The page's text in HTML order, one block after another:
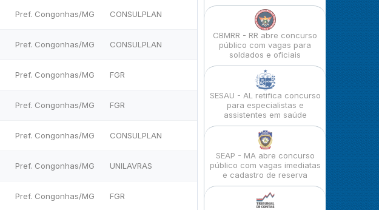
Pref. Congonhas/MG CONSULPLAN
Pref. Congonhas/MG CONSULPLAN
Pref. Congonhas/MG FGR
Pref. Congonhas/MG FGR
Pref. Congonhas/MG CONSULPLAN
Pref. Congonhas/MG UNILAVRAS
Pref. Congonhas/MG FGR
CBMRR - RR abre concurso
público com vagas para
soldados e oficiais
SESAU - AL retifica concurso
para especialistas e
assistentes em saúde
SEAP - MA abre concurso
público com vagas imediatas
e cadastro de reserva